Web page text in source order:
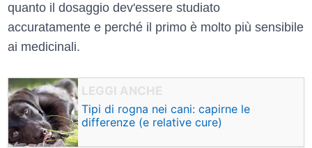
quanto il dosaggio dev'essere studiato
accuratamente e perché il primo è molto più sensibile
ai medicinali.
Tipi di rogna nei cani: capirne le
differenze (e relative cure)